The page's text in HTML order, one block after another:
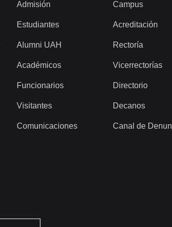
Admisión
Estudiantes
Alumni UAH
Académicos
Funcionarios
Visitantes
Comunicaciones
Campus
Acreditación
Rectoría
Vicerrectorías
Directorio
Decanos
Canal de